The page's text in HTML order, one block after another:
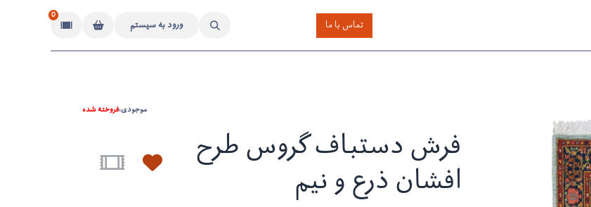
تماس با ما ورود به سیستم
0
موجودی:فروخته شده
فرش دستباف گروس طرح
افشان ذرع و نیم